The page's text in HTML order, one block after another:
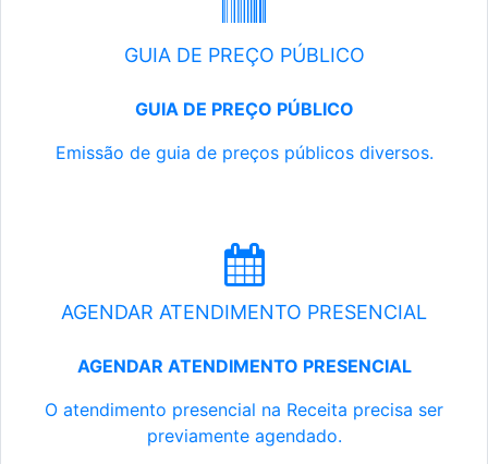
GUIA DE PREÇO PÚBLICO
GUIA DE PREÇO PÚBLICO
Emissão de guia de preços públicos diversos.
AGENDAR ATENDIMENTO PRESENCIAL
AGENDAR ATENDIMENTO PRESENCIAL
O atendimento presencial na Receita precisa ser
previamente agendado.